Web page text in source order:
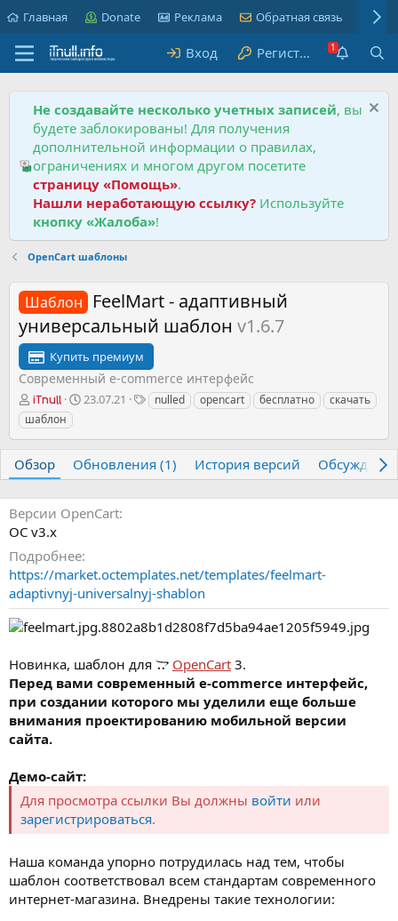
Главная Donate Реклама Обратная связь
Вход Регистрация
Не создавайте несколько учетных записей, вы
будете заблокированы! Для получения
дополнительной информации о правилах,
ограничениях и многом другом посетите
страницу «Помощь».
Нашли неработающую ссылку? Используйте
кнопку «Жалоба»!
OpenCart шаблоны
Шаблон
FeelMart - адаптивный
универсальный шаблон v1.6.7
Купить премиум
Современный e-commerce интерфейс
А
в
т
р
iTnull
Д
с
о
д
и
я
23.07.21
Т nulled opencart бесплатно
скачать
шаблон
Обзор Обновления (1) История версий
Версии OpenCart
OC v3.х
Подробнее
https://market.octemplates.net/templates/feelmart-
adaptivnyj-universalnyj-shablon
Новинка, шаблон для OpenCart 3.
Перед вами современный e-commerce интерфейс,
при создании которого мы уделили еще больше
внимания проектированию мобильной версии
сайта.
Демо-сайт:
Для просмотра ссылки Вы должны войти или
зарегистрироваться.
Наша команда упорно потрудилась над тем, чтобы
шаблон соответствовал всем стандартам современного
интернет-магазина. Внедрены такие технологии: